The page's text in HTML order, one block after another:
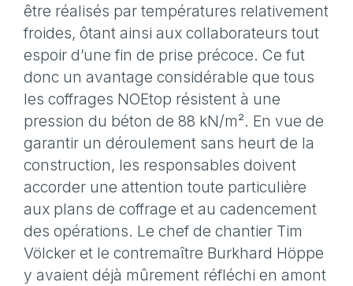
être réalisés par températures relativement
froides, ôtant ainsi aux collaborateurs tout
espoir d’une fin de prise précoce. Ce fut
donc un avantage considérable que tous
les coffrages NOEtop résistent à une
pression du béton de 88 kN/m². En vue de
garantir un déroulement sans heurt de la
construction, les responsables doivent
accorder une attention toute particulière
aux plans de coffrage et au cadencement
des opérations. Le chef de chantier Tim
Völcker et le contremaître Burkhard Höppe
y avaient déjà mûrement réfléchi en amont